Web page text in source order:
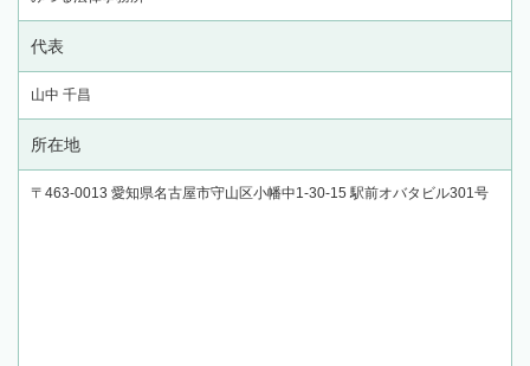
代表
山中 千昌
所在地
〒463-0013 愛知県名古屋市守山区小幡中1-30-15 駅前オバタビル301号